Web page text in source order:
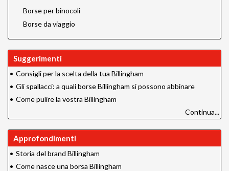
Borse per binocoli
Borse da viaggio
Suggerimenti
• Consigli per la scelta della tua Billingham
• Gli spallacci: a quali borse Billingham si possono abbinare
• Come pulire la vostra Billingham
Continua...
Approfondimenti
• Storia del brand Billingham
• Come nasce una borsa Billingham